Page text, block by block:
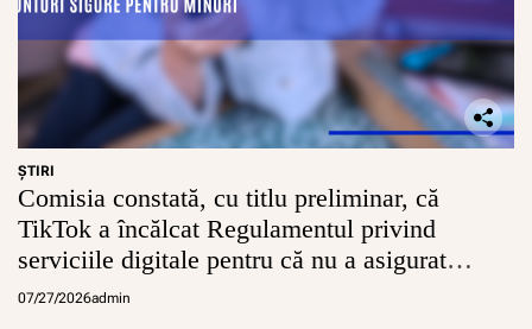
ŞTIRI
Comisia constată, cu titlu preliminar, că
TikTok a încălcat Regulamentul privind
serviciile digitale pentru că nu a asigurat
conturi sigure pentru minori
07/27/2026admin